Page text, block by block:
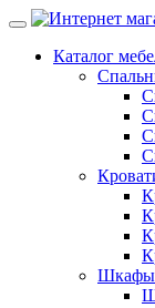
Каталог
Шкафы